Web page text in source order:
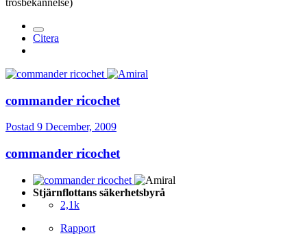
Citera
commander ricochet
Postad 9 December, 2009
commander ricochet
Stjärnflottans säkerhetsbyrå
2,1k
Rapport